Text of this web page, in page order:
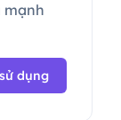
mạnh
dụng